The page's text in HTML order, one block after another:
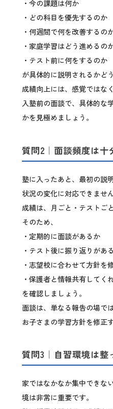
・今の課題は何か
・どの科目を優先するのか
・何週間で何を改善するの
・家庭学習はどう進めるの
・テスト前に何をするのか
が具体的に説明されるかど
成績向上には、感覚ではな
入塾前の面談で、具体的な
かを見極めましょう。
質問2｜面談頻度は十
塾に入ったあと、最初の説
状況の変化に対応できません
成績は、月ごと・テストご
そのため、
・定期的に面談があるか
・テスト後に振り返りがあ
・志望校に合わせて方針を
・保護者と情報共有してく
を確認しましょう。
面談は、単なる報告の場で
お子さまの学習方針を修正
質問3｜自習環境は整
家ではなかなか集中できな
境は非常に重要です。